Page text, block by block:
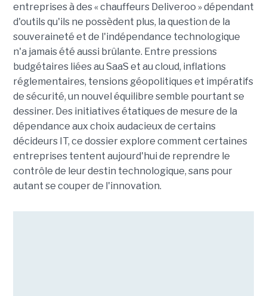
entreprises à des « chauffeurs Deliveroo » dépendant
d'outils qu'ils ne possèdent plus, la question de la
souveraineté et de l'indépendance technologique
n'a jamais été aussi brûlante. Entre pressions
budgétaires liées au SaaS et au cloud, inflations
réglementaires, tensions géopolitiques et impératifs
de sécurité, un nouvel équilibre semble pourtant se
dessiner. Des initiatives étatiques de mesure de la
dépendance aux choix audacieux de certains
décideurs IT, ce dossier explore comment certaines
entreprises tentent aujourd'hui de reprendre le
contrôle de leur destin technologique, sans pour
autant se couper de l'innovation.